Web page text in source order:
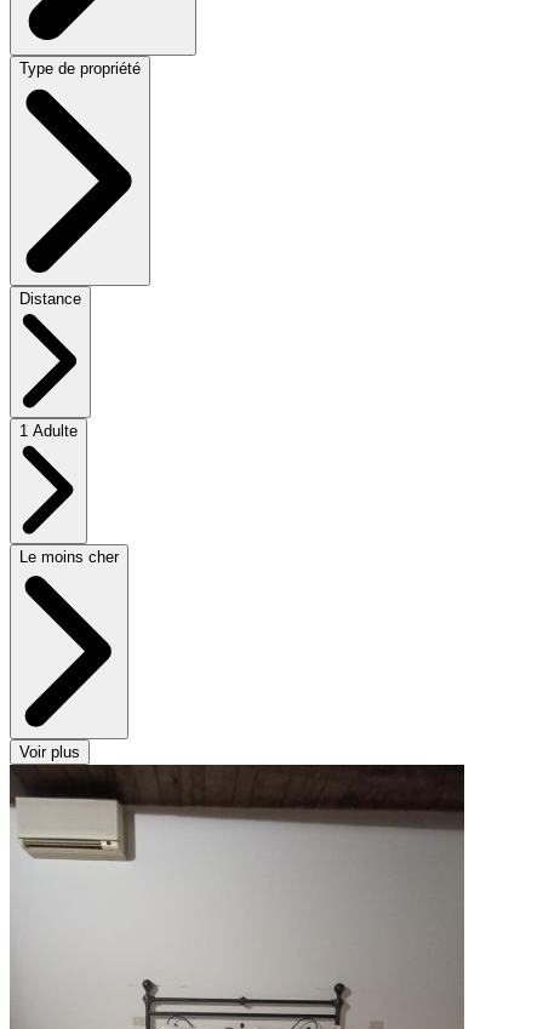
Type de propriété
Distance
1 Adulte
Le moins cher
Voir plus